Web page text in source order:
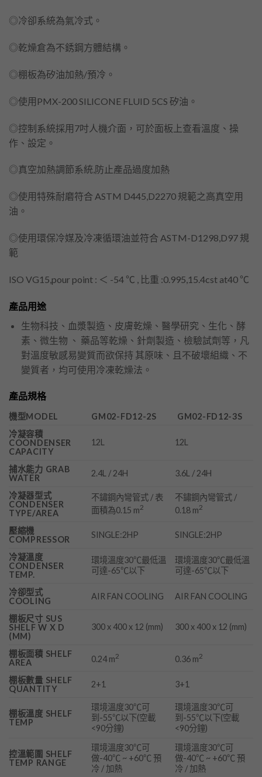
◎冷卻系統為氣冷式。
◎乾燥倉為不銹鋼方體結構。
◎棚板為矽油加熱/預冷。
◎使用PMX-200 SILICONE FLUID 5CS 矽油。
◎控制系統採用7吋人機介面，可於面板上查看溫度、操
作、設定。
◎真空加熱調節系統,防止產品過度加熱
◎使用特殊耐磨符合 ASTM D445,D2270 規範之高真空用
油。
◎使用環保冷媒及冷凍循環油並符合 ASTM-D1298,D97 規
範
ISO VG15,pour point : ＜ -54 ℃ , 比重 :0.995,15.4cst at40 ℃
產品用途
生物科技、血漿製造、皮膚乾燥、醫學研究、生化、酵
素、微生物 、 藥品等乾燥、針劑製造、檢驗試劑等，凡
對溫度敏感易變質而欲保持 其原味、且不破壞組織、不
變質者，均可使用冷凍乾燥法。
產品規格
機型MODEL GM02-FD12-2S
GM02-FD12-3S
冷凝容積
COONDENSER
CAPACITY
12L 12L
捕水能力 GRAB
WATER
2.4L / 24H 3.6L / 24H
冷凝器型式
CONDENSER
TYPE/AREA
不鏽鋼內彎管式 / 表
面積為0.15 m2
不鏽鋼內彎管式 /
0.18 m2
壓縮機
COMPRESSOR
SINGLE:2HP SINGLE:2HP
冷凝溫度
CONDENSER
TEMP.
環境溫度30℃最低溫
可達-65℃以下
環境溫度30℃最低溫
可達-65℃以下
冷卻型式
COOLING
AIR FAN COOLING AIR FAN COOLING
棚板尺寸 SUS
SHELF W X D
(MM)
300 x 400 x 12 (mm) 300 x 400 x 12 (mm)
棚板面積 SHELF
AREA
0.24 m2 0.36 m2
棚板數量 SHELF
QUANTITY
2+1 3+1
棚板溫度 SHELF
TEMP
環境溫度30℃可
到-55℃以下(空載
<90分鐘)
環境溫度30℃可
到-55℃以下(空載
<90分鐘)
控溫範圍 SHELF
TEMP RANGE
環境溫度30℃可
做-40℃ ~ +60℃ 預
冷 / 加熱
環境溫度30℃可
做-40℃ ~ +60℃ 預
冷 / 加熱